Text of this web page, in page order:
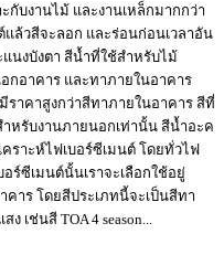
บงานไม้ และงานเหล็กมากกว่า
ล้วสีจะลอก และร่อนก่อนเวลาอัน
นงบังตา สีนํ้าที่ใช้สำหรับไม้
กอาคาร และทาภายในอาคาร
าคาสูงกว่าสีทาภายในอาคาร สีที่
ำหรับงานภายนอกเท่านั้น สีนํ้าอะค
ราะห์ไฟเบอร์ซีเมนต์ โดยทั่วไฟ
ร์ซีเมนต์นั้นเราจะเลือกใช้อยู่
าร โดยสีประเภทนี้จะเป็นสีทา
ช่นสี TOA 4 season...